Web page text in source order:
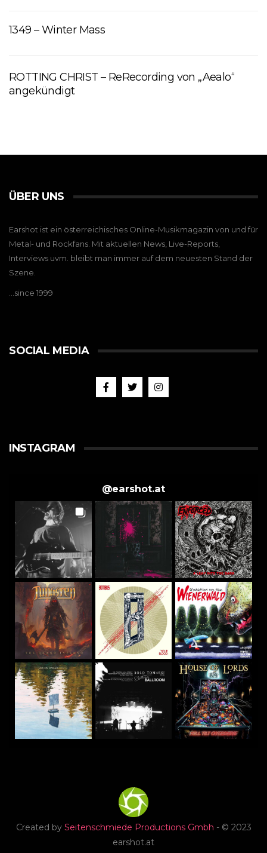
1349 – Winter Mass
ROTTING CHRIST – ReRecording von „Aealo“
angekündigt
ÜBER UNS
Earshot ist ein österreichisches Online-Musikmagazin von und für
Metal- und Rockfans. Mit aktuellen News, Live-Reports,
Interviews uvm. bleibt man immer auf dem neuesten Stand der
Szene.
…since 1999
SOCIAL MEDIA
INSTAGRAM
@earshot.at
Created by Seitenschmiede Productions Gmbh - © 2023
earshot.at